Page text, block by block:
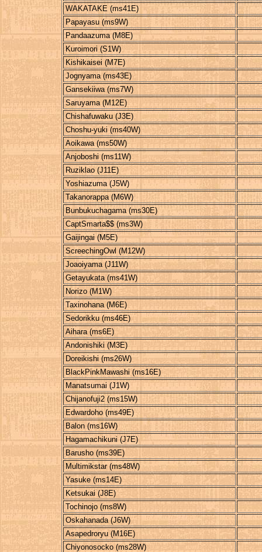
WAKATAKE (ms41E)
Papayasu (ms9W)
Pandaazuma (M8E)
Kuroimori (S1W)
Kishikaisei (M7E)
Jognyama (ms43E)
Gansekiiwa (ms7W)
Saruyama (M12E)
Chishafuwaku (J3E)
Choshu-yuki (ms40W)
Aoikawa (ms50W)
Anjoboshi (ms11W)
Ruziklao (J11E)
Yoshiazuma (J5W)
Takanorappa (M6W)
Bunbukuchagama (ms30E)
CaptSmarta$$ (ms3W)
Gaijingai (M5E)
ScreechingOwl (M12W)
Joaoiyama (J11W)
Getayukata (ms41W)
Norizo (M1W)
Taxinohana (M6E)
Sedorikku (ms46E)
Aihara (ms6E)
Andonishiki (M3E)
Doreikishi (ms26W)
BlackPinkMawashi (ms16E)
Manatsumai (J1W)
Chijanofuji2 (ms15W)
Edwardoho (ms49E)
Balon (ms16W)
Hagamachikuni (J7E)
Barusho (ms39E)
Multimikstar (ms48W)
Yasuke (ms14E)
Ketsukai (J8E)
Tochinojo (ms8W)
Oskahanada (J6W)
Asapedroryu (M16E)
Chiyonosocko (ms28W)